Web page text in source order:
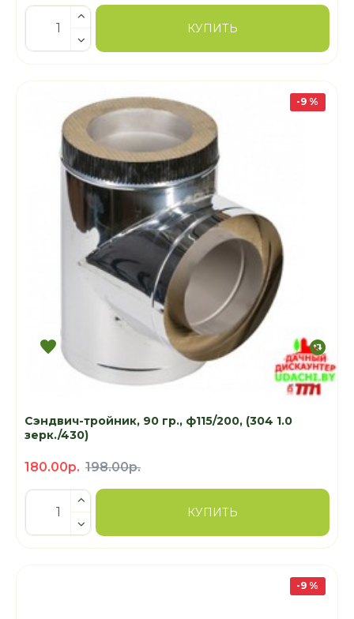
КУПИТЬ
-9 %
Сэндвич-тройник, 90 гр., ф115/200, (304 1.0
зерк./430)
180.00р. 198.00р.
КУПИТЬ
-9 %